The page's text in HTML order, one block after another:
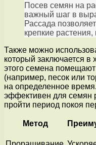
Посев семян на
важный шаг в
Рассада
крепкие
Также можно
который заключается в
этого семена
(например, песок или
на определенное
эффективен для семян
пройти период покоя
Метод